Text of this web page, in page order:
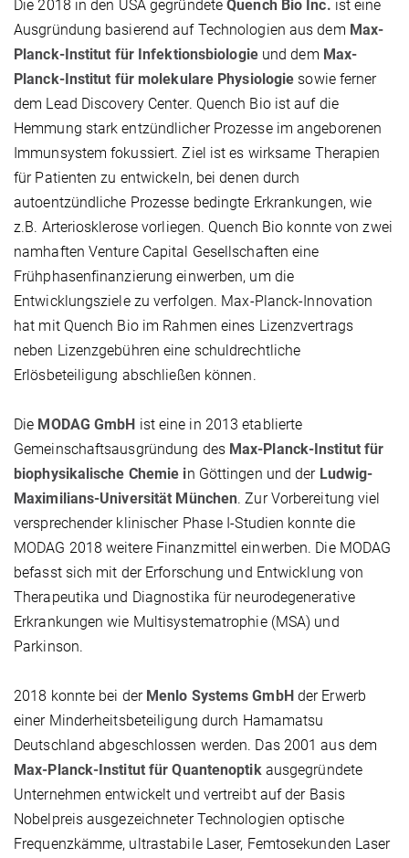
Die 2018 in den USA gegründeteQuench Bio Inc. ist eine
Ausgründung basierend auf Technologien aus dem Max-
Planck-Institut für Infektionsbiologieund dem Max-
Planck-Institut für molekulare Physiologie sowie ferner
dem Lead Discovery Center. Quench Bio ist auf die
Hemmung stark entzündlicher Prozesse im angeborenen
Immunsystem fokussiert. Ziel ist es wirksame Therapien
für Patienten zu entwickeln, bei denen durch
autoentzündliche Prozesse bedingte Erkrankungen, wie
z.B. Arteriosklerose vorliegen. Quench Bio konnte von zwei
namhaften Venture Capital Gesellschaften eine
Frühphasenfinanzierung einwerben, um die
Entwicklungsziele zu verfolgen. Max-Planck-Innovation
hat mit Quench Bio im Rahmen eines Lizenzvertrags
neben Lizenzgebühren eine schuldrechtliche
Erlösbeteiligung abschließen können.
Die MODAG GmbH ist eine in 2013 etablierte
Gemeinschaftsausgründung des Max-Planck-Institut für
biophysikalische Chemie in Göttingen und der Ludwig-
Maximilians-Universität München. Zur Vorbereitung viel
versprechender klinischer Phase I-Studien konnte die
MODAG 2018 weitere Finanzmittel einwerben. Die MODAG
befasst sich mit der Erforschung und Entwicklung von
Therapeutika und Diagnostika für neurodegenerative
Erkrankungen wie Multisystematrophie (MSA) und
Parkinson.
2018 konnte bei der Menlo Systems GmbHder Erwerb
einer Minderheitsbeteiligung durch Hamamatsu
Deutschland abgeschlossen werden. Das 2001 aus dem
Max-Planck-Institut für Quantenoptik ausgegründete
Unternehmen entwickelt und vertreibt auf der Basis
Nobelpreis ausgezeichneter Technologien optische
Frequenzkämme, ultrastabile Laser, Femtosekunden Laser